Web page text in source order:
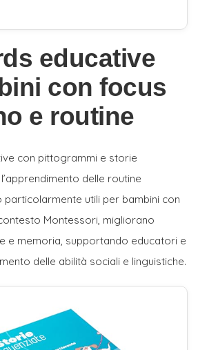
educative
con focus
e routine
con pittogrammi e storie
delle routine
particolarmente utili per bambini con
Montessori, migliorano
e memoria, supportando educatori e
delle abilità sociali e linguistiche.